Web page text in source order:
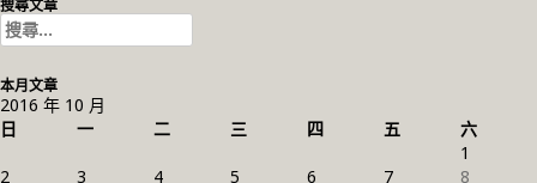
搜尋文章
搜
尋
鍵
字:
本月文章
2016 年 10 月
日
一 二 三 四 五
六
1
2
3 4 5 6 7 8